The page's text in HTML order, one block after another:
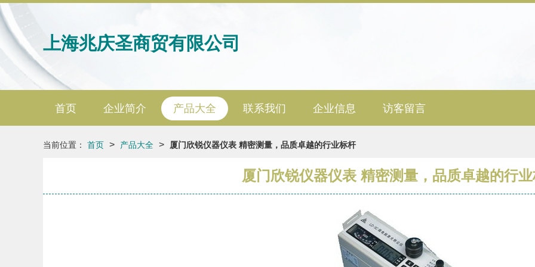
上海兆庆圣商贸有限公司
首页 企业简介 产品大全 联系我们 企业信息 访客留言
当前位置： 首页 > 产品大全 > 厦门欣锐仪器仪表 精密测量，品质卓越的行业标杆
厦门欣锐仪器仪表 精密测量，品质卓越的行